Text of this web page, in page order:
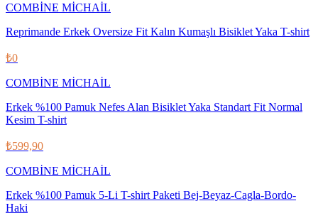
COMBİNE MİCHAİL
Reprimande Erkek Oversize Fit Kalın Kumaşlı Bisiklet Yaka T-shirt
₺0
COMBİNE MİCHAİL
Erkek %100 Pamuk Nefes Alan Bisiklet Yaka Standart Fit Normal
Kesim T-shirt
₺599,90
COMBİNE MİCHAİL
Erkek %100 Pamuk 5-Li T-shirt Paketi Bej-Beyaz-Cagla-Bordo-
Haki